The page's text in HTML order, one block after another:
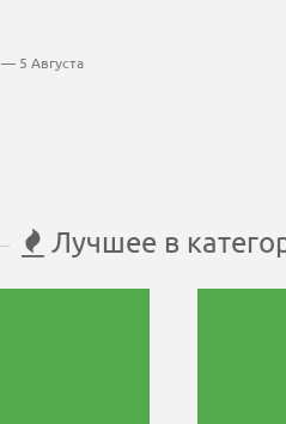
— 5 Августа
Лучшее в